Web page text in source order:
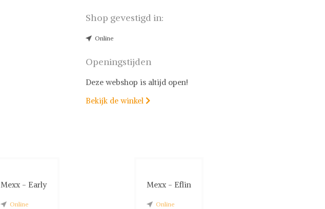
Shop gevestigd in:
Online
Openingstijden
Deze webshop is altijd open!
Bekijk de winkel 
Mexx - Early
Online
Mexx - Eflin
Online